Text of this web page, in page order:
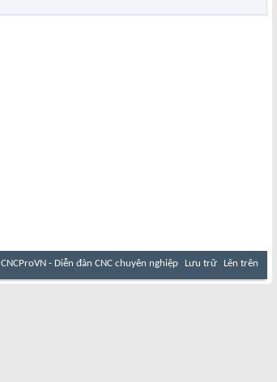
CNCProVN - Diễn đàn CNC chuyên nghiệp Lưu trữ Lên trên